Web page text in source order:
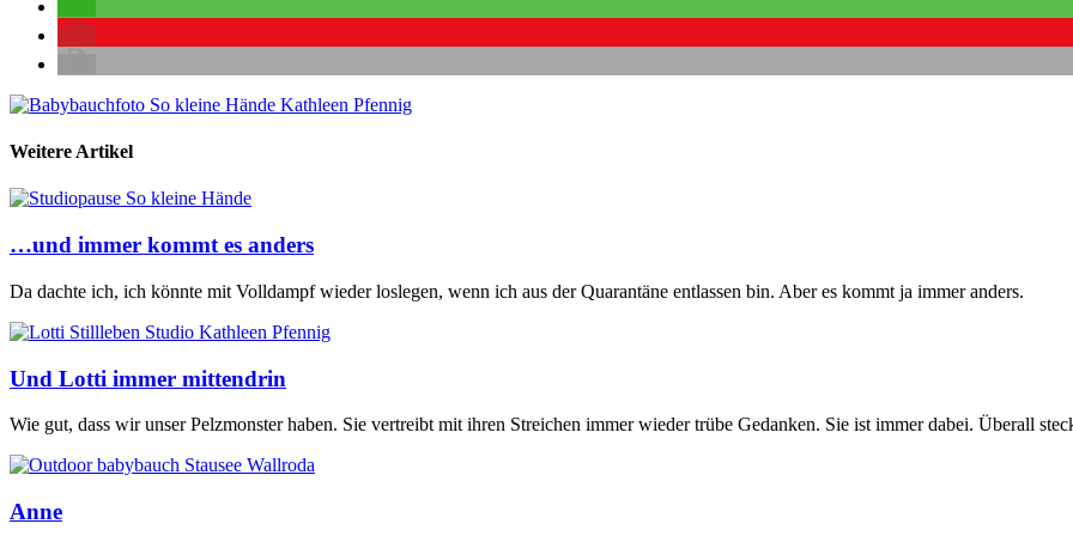
Weitere Artikel
…und immer kommt es anders
Da dachte ich, ich könnte mit Volldampf wieder loslegen, wenn ich aus der Quarantäne entlassen bin. Aber es kommt ja immer anders.
Und Lotti immer mittendrin
Wie gut, dass wir unser Pelzmonster haben. Sie vertreibt mit ihren Streichen immer wieder trübe Gedanken. Sie ist immer dabei. Überall
Anne